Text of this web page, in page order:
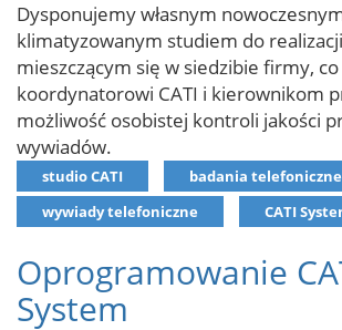
Dysponujemy własnym
klimatyzowanym studiem do
mieszczącym się w siedzibie firmy,
koordynatorowi CATI i kierownikom
możliwość osobistej kontroli jakości
wywiadów.
studio CATI badania telefoniczne
wywiady telefoniczne
CATI
Oprogramowanie
System